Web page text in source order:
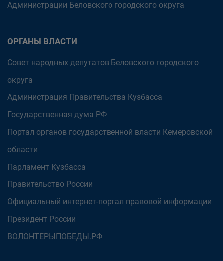
Администрации Беловского городского округа
ОРГАНЫ ВЛАСТИ
Совет народных депутатов Беловского городского
округа
Администрация Правительства Кузбасса
Государственная дума РФ
Портал органов государственной власти Кемеровской
области
Парламент Кузбасса
Правительство России
Официальный интернет-портал правовой информации
Президент России
ВОЛОНТЕРЫПОБЕДЫ.РФ